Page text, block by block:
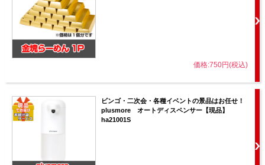
価格:750円(税込)
ビンゴ・二次会・各種イベントの景品はお任せ！
plusmore オートディスペンサー【現品】
ha21001S